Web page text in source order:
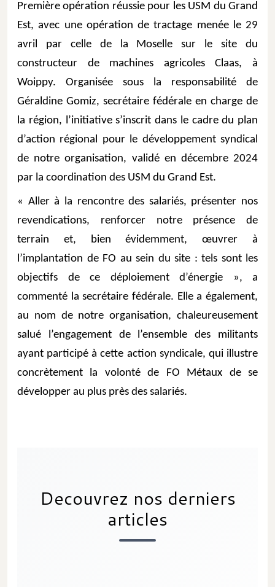
Première opération réussie pour les USM du Grand
Est, avec une opération de tractage menée le 29
avril par celle de la Moselle sur le site du
constructeur de machines agricoles Claas, à
Woippy. Organisée sous la responsabilité de
Géraldine Gomiz, secrétaire fédérale en charge de
la région, l’initiative s’inscrit dans le cadre du plan
d’action régional pour le développement syndical
de notre organisation, validé en décembre 2024
par la coordination des USM du Grand Est.
« Aller à la rencontre des salariés, présenter nos
revendications, renforcer notre présence de
terrain et, bien évidemment, œuvrer à
l’implantation de FO au sein du site : tels sont les
objectifs de ce déploiement d’énergie », a
commenté la secrétaire fédérale. Elle a également,
au nom de notre organisation, chaleureusement
salué l’engagement de l’ensemble des militants
ayant participé à cette action syndicale, qui illustre
concrètement la volonté de FO Métaux de se
développer au plus près des salariés.
Decouvrez nos derniers
articles